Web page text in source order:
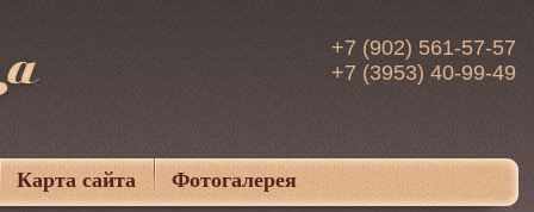
+7 (902) 561-57-57
+7 (3953) 40-99-49
Карта сайта Фотогалерея